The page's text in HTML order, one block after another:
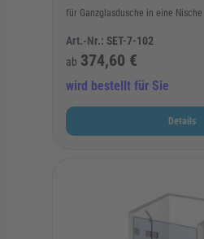
für Ganzglasdusche in eine Nische
Art.-Nr.: SET-7-102
ab 374,60 €
wird bestellt für Sie
Details